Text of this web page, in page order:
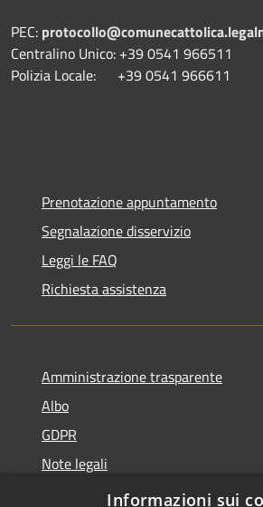
PEC:
Centralino Unico: +39 0541 966511
Polizia Locale: +39 0541 966611
Prenotazione appuntamento
Segnalazione disservizio
Leggi le FAQ
Richiesta assistenza
Amministrazione trasparente
Albo
GDPR
Note legali
Dichiarazione di accessibilità
Informazioni sui